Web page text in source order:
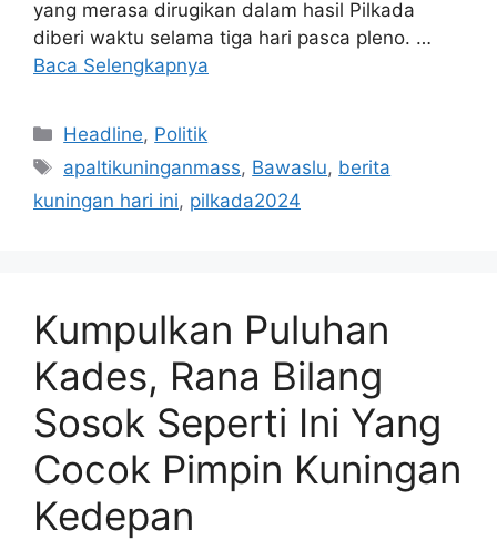
yang merasa dirugikan dalam hasil Pilkada
diberi waktu selama tiga hari pasca pleno. …
Baca Selengkapnya
Kategori
Headline, Politik
Tag
apaltikuninganmass, Bawaslu, berita
kuningan hari ini, pilkada2024
Kumpulkan Puluhan
Kades, Rana Bilang
Sosok Seperti Ini Yang
Cocok Pimpin Kuningan
Kedepan